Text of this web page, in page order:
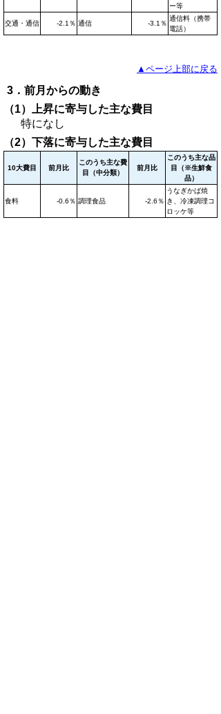
ー等
交通・通信 -2.1％ 通信 -3.1％
通信料（携帯
電話）
▲ページ上部に戻る
3．前月からの動き
（1）上昇に寄与した主な費目
特になし
（2）下落に寄与した主な費目
10大費目 前月比
このうち主な費
目（中分類）
前月比
このうち主な品
目（※生鮮食
品）
食料 -0.6％ 調理食品 -2.6％
うなぎかば焼
き、冷凍調理コ
ロッケ等